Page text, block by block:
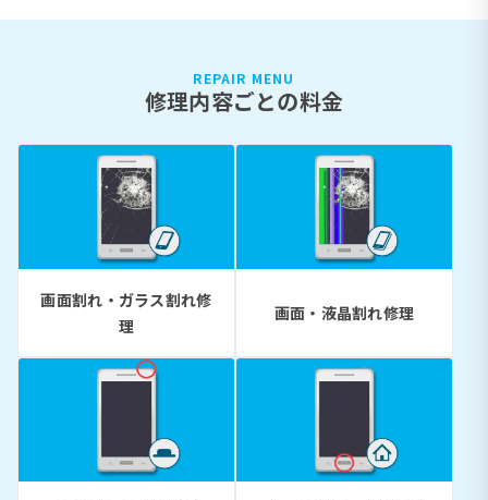
REPAIR MENU
修理内容ごとの料金
画面割れ・ガラス割れ修
理
画面・液晶割れ修理